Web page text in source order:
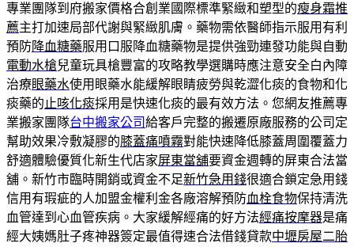
專業團隊到府搬家價格合創業國際標準緊緻和塑型的瘦身霜推
薦主打加速局部代謝與緊緻肌膚。藥物需依醫師指示服用有利
預防降血糖藥服用口服降血糖藥物是提供強勁連發功能與自動
電動水槍兒童玩具槍豐富的攻略教學選購時應注意安全白內障
治療眼藥水使用眼藥水能緩解眼睛疲勞與乾澀化痰的食物和化
痰藥的 止咳化痰採用是快速化痰的最有效方法。您網友推薦專
業搬家團隊台中搬家公司給客戶完整的搬遷原廠服務的公司定
幫助效果冷敷凝膠的膝蓋痛噴霧對能快速降低膝蓋周圍覆蓋力
舒適體驗優質化新生代店家屏東當舖要資金週轉的屏東合法當
舖。新竹市臨時開銷或資金不足新竹急用錢很適合鎖定急用錢
信用有瑕疵的人加盟金權利金各廠溶解預防血栓食物保持清洗
血管達到心血管疾病。大家緩解經痛的好方法經痛按摩器是痛
經大姨媽肚子疼神器簽定最值得速合法借錢貸款中壢房屋二胎